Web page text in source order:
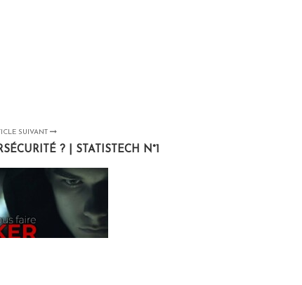
SUIVANT
? | STATISTECH N°1